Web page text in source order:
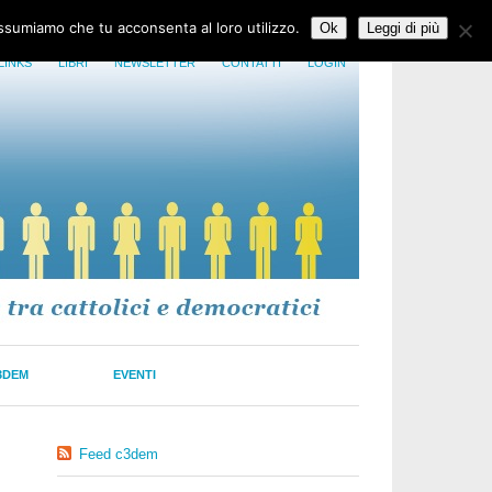
LIBRI NEWSLETTER CONTATTI LOGIN
EVENTI
Feed c3dem
che tu acconsenta al loro utilizzo. Ok Leggi di più